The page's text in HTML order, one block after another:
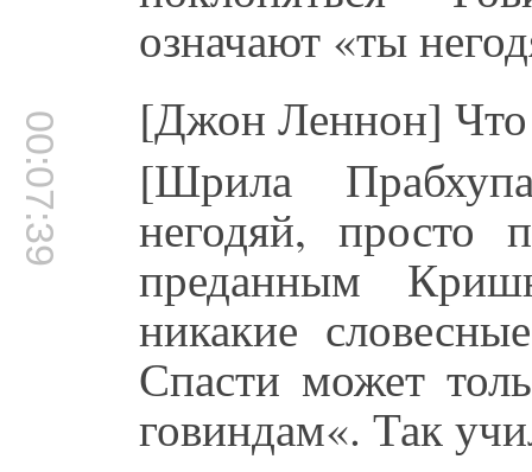
означают «ты
00:07:39
[Джон Леннон] Что
[Шрила
негодяй, просто
преданным
никакие
Спасти может
говиндам«. Так